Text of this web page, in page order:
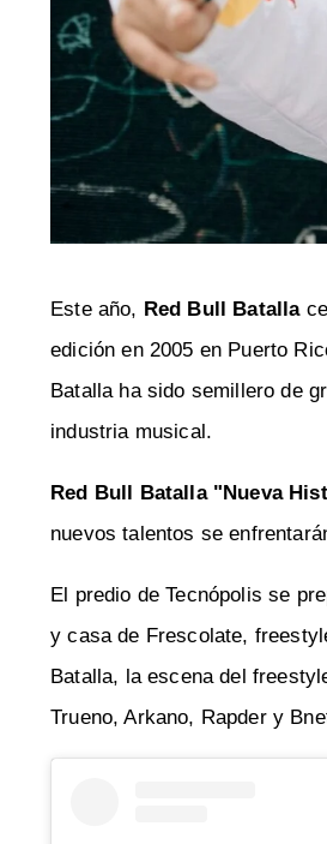
Este año, Red Bull Batalla
edición en 2005 en Puerto
Batalla ha sido semillero de
industria musical.
Red Bull Batalla "Nueva
nuevos talentos se
El predio de Tecnópolis se
y casa de Frescolate,
Batalla, la escena del
Trueno, Arkano, Rapder y